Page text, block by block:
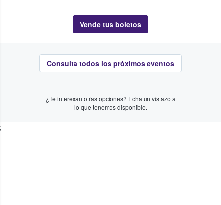
Vende tus boletos
Consulta todos los próximos eventos
¿Te interesan otras opciones? Echa un vistazo a
lo que tenemos disponible.
;